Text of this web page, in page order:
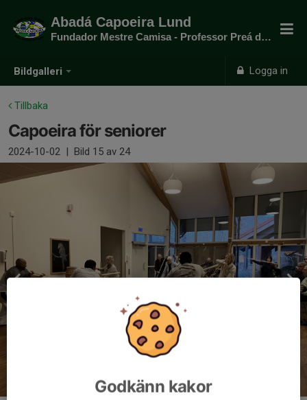
Bildgalleri Logga in
Abadá Capoeira Lund
Fundador Mestre Camisa - Professor Preá do mato
Tillbaka
Capoeira för seniorer
2024-10-02 | Bild 15 av 24
Godkänn kakor